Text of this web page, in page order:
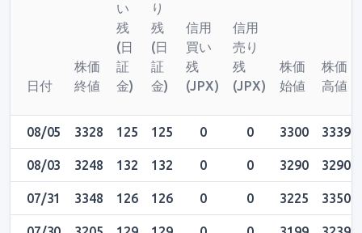
日付
株価
終値
い
残
(日
証
金)
り
残
(日
証
金)
信用
買い
残
(JPX)
信用
売り
残
(JPX)
株価
始値
株価
高値
08/05 3328 125 125 0 0 3300 3339
08/03 3248 132 132 0 0 3290 3290
07/31 3348 126 126 0 0 3225 3350